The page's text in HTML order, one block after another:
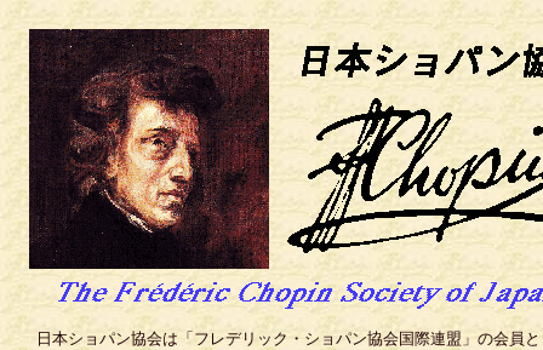
日本ショパン協会は「フレデリック・ショパン協会国際連盟」の会員